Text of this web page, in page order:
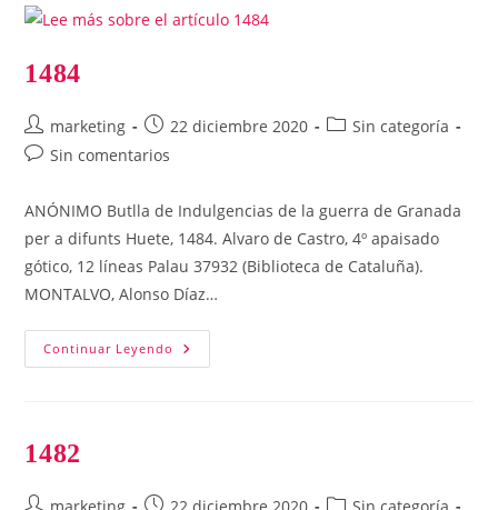
1484
Autor
de
marketing
Publicación
de
22 diciembre 2020
Categoría
Sin categoría
Comentarios
la
entrada:
Sin comentarios
ANÓNIMO Butlla de Indulgencias de la guerra de Granada
per a difunts Huete, 1484. Alvaro de Castro, 4º apaisado
gótico, 12 líneas Palau 37932 (Biblioteca de Cataluña).
MONTALVO, Alonso Díaz…
Continuar Leyendo 1484
1482
Autor
Publicación
Categoría